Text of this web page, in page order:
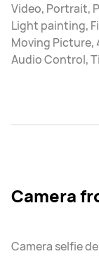
Video, Portrait,
Light painting,
Moving Picture,
Audio Control,
Camera
Camera selfie